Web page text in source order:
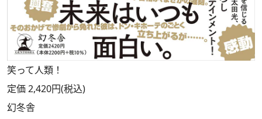
笑って人類！
定価 2,420円(税込)
幻冬舎